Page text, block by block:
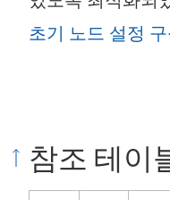
초기 노드 설정 구
참조 테이